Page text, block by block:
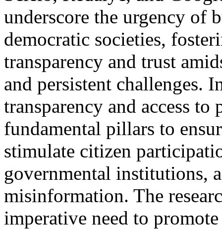
underscore the urgency of
democratic societies,
transparency and trust
and persistent challenges.
transparency and access
fundamental pillars to
stimulate citizen
governmental institutions,
misinformation. The
imperative need to